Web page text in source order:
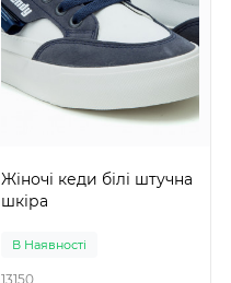
Жіночі кеди білі штучна
шкіра
В Наявності
13150